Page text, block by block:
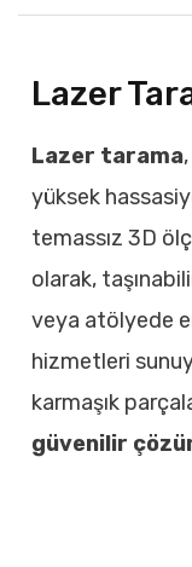
Lazer
Lazer tarama
yüksek
temassız 3D
olarak,
veya atölyede
hizmetleri
karmaşık
güvenilir